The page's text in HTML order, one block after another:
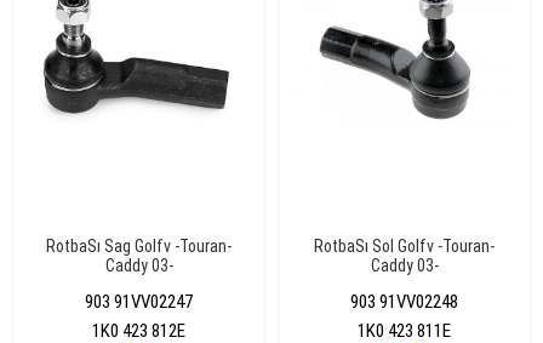
RotbaSı Sag Golfv -Touran-
Caddy 03-
903 91VV02247
1K0 423 812E
RotbaSı Sol Golfv -Touran-
Caddy 03-
903 91VV02248
1K0 423 811E